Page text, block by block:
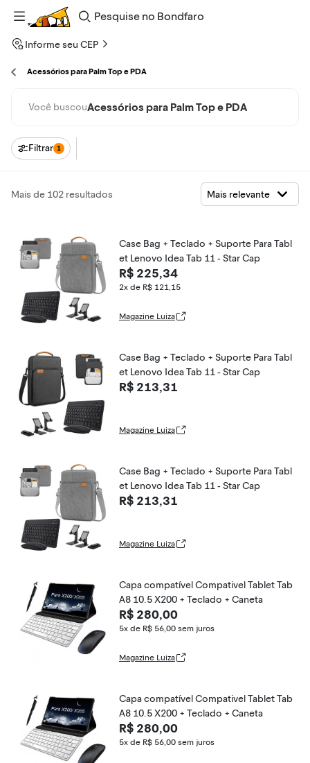
Pesquise
Bondfaro
Informe seu CEP
Acessórios para Palm Top e PDA
Você buscouAcessórios para Palm Top e PDA
Filtrar 1
Mais de 102 resultados
Case Bag + Teclado + Suporte Para Tabl
et Lenovo Idea Tab 11 - Star Cap
R$ 225,34
2x de R$ 121,15
Magazine Luiza
Case Bag + Teclado + Suporte Para Tabl
et Lenovo Idea Tab 11 - Star Cap
R$ 213,31
Magazine Luiza
Case Bag + Teclado + Suporte Para Tabl
et Lenovo Idea Tab 11 - Star Cap
R$ 213,31
Magazine Luiza
Capa compatível Compativel Tablet Tab
A8 10.5 X200 + Teclado + Caneta
R$ 280,00
5x de R$ 56,00 sem juros
Magazine Luiza
Capa compatível Compativel Tablet Tab
A8 10.5 X200 + Teclado + Caneta
R$ 280,00
5x de R$ 56,00 sem juros